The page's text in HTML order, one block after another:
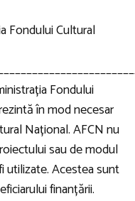
Fondului Cultural
Fondului
în mod necesar
Național. AFCN nu
sau de modul
utilizate. Acestea sunt
finanțării.